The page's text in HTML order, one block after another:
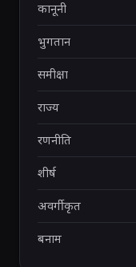
कानूनी
भुगतान
समीक्षा
राज्य
रणनीति
शीर्ष
अवर्गीकृत
बनाम